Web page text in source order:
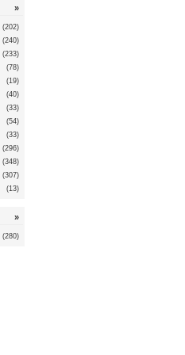
»
(202)
(240)
(233)
(78)
(19)
(40)
(33)
(54)
(33)
(296)
(348)
(307)
(13)
»
(280)